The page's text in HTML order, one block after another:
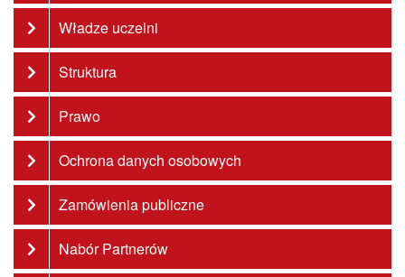
Władze uczelni
Struktura
Prawo
Ochrona danych osobowych
Zamówienia publiczne
Nabór Partnerów